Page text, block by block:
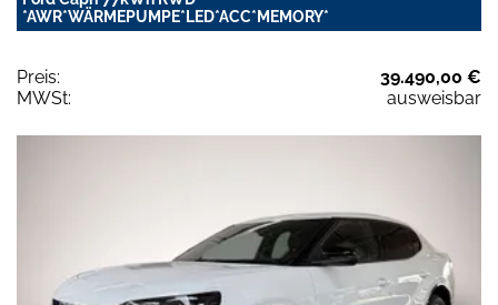
*AWR*WÄRMEPUMPE*LED*ACC*MEMORY*
Preis:
39.490,00 €
MWSt:
ausweisbar